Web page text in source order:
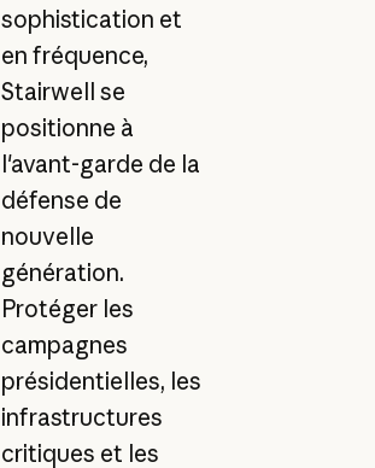
sophistication et
en fréquence,
Stairwell se
positionne à
l'avant-garde de la
défense de
nouvelle
génération.
Protéger les
campagnes
présidentielles, les
infrastructures
critiques et les